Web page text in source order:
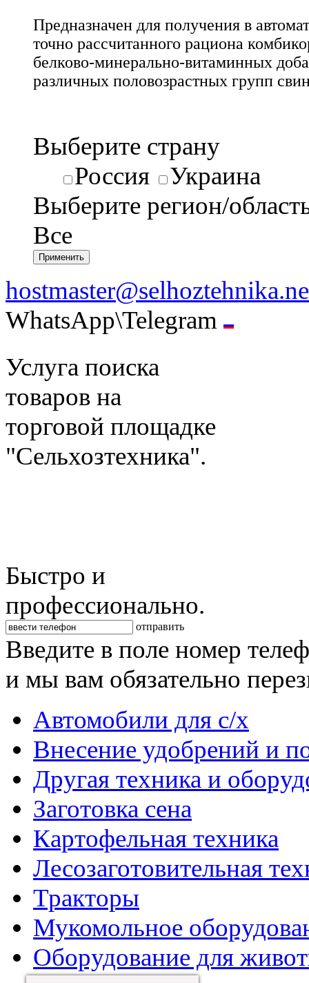
Предназначен для получения в
точно рассчитанного рациона
белково-минерально-витаминных
различных половозрастных групп
Выберите страну
Россия
Украина
Выберите регион/
Все
WhatsApp\Telegram
Услуга поиска
товаров на
торговой площадке
"Сельхозтехника".
Быстро и
профессионально.
отправить
Введите в поле номер
и мы вам обязательно
Автомобили для с/х
Внесение удобрений и
Другая техника и
Заготовка сена
Картофельная техника
Лесозаготовительная
Тракторы
Мукомольное
Оборудование для